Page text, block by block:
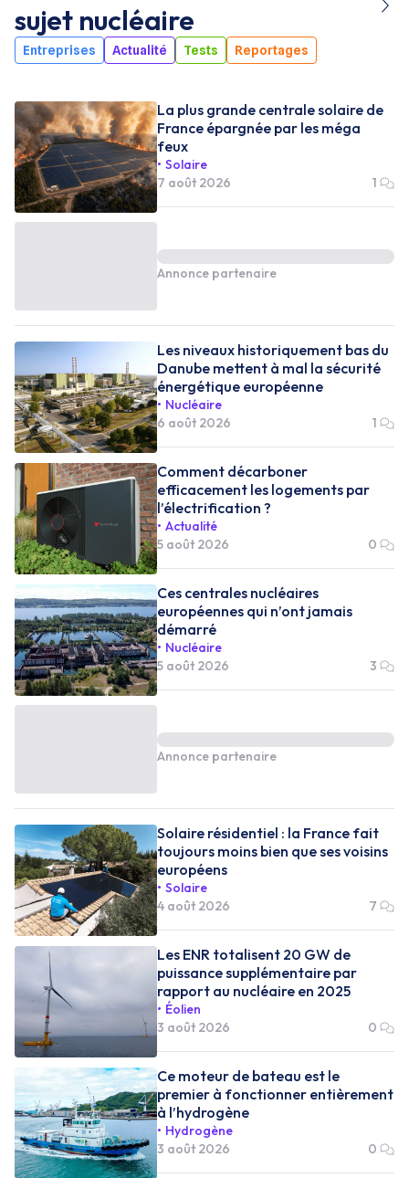
sujet nucléaire
Entreprises Actualité Tests Reportages
La plus grande centrale solaire de
France épargnée par les méga
feux
Solaire
7 août 2026
1
Annonce partenaire
Les niveaux historiquement bas du
Danube mettent à mal la sécurité
énergétique européenne
Nucléaire
6 août 2026
1
Comment décarboner
efficacement les logements par
l’électrification ?
Actualité
5 août 2026
0
Ces centrales nucléaires
européennes qui n’ont jamais
démarré
Nucléaire
5 août 2026
3
Annonce partenaire
Solaire résidentiel : la France fait
toujours moins bien que ses voisins
européens
Solaire
4 août 2026
7
Les ENR totalisent 20 GW de
puissance supplémentaire par
rapport au nucléaire en 2025
Éolien
3 août 2026
0
Ce moteur de bateau est le
premier à fonctionner entièrement
à l’hydrogène
Hydrogène
3 août 2026
0